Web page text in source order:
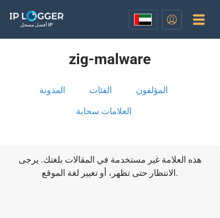
أفضل مسجل IP
zig-malware
المدونة الفئات المؤلفون
العلامات سحابة